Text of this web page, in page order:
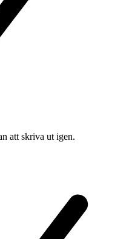
att skriva ut igen.